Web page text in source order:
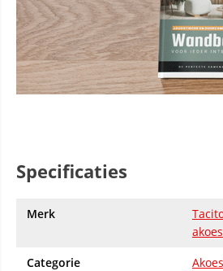
Specificaties
Merk
Categorie